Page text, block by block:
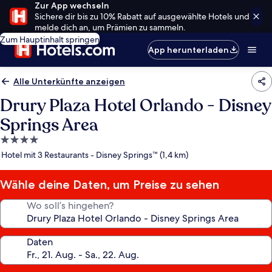
Zur App wechseln
Sichere dir bis zu 10% Rabatt auf ausgewählte Hotels und
melde dich an, um Prämien zu sammeln.
Zum Hauptinhalt springen
App herunterladen
Alle Unterkünfte anzeigen
Drury Plaza Hotel Orlando - Disney
Springs Area
4.0-
Sterne-
Hotel mit 3 Restaurants - Disney Springs™ (1,4 km)
Wähle deine Daten, um Preise zu sehen
Wo soll’s hingehen?
Daten